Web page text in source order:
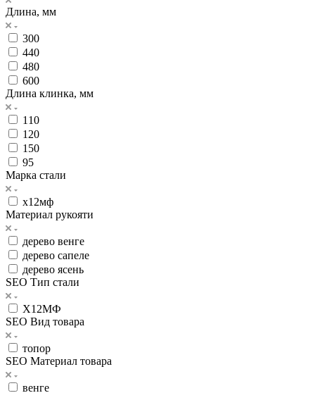
Длина, мм
300
440
480
600
Длина клинка, мм
110
120
150
95
Марка стали
х12мф
Материал рукояти
дерево венге
дерево сапеле
дерево ясень
SEO Тип стали
Х12МФ
SEO Вид товара
топор
SEO Материал товара
венге